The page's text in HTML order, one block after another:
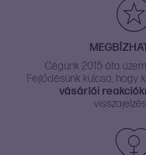
Cégünk 2015 óta
Fejlődésünk kulcsa, hogy
vásárlói